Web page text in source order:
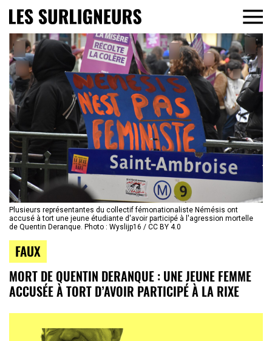
Plusieurs représentantes du collectif fémonationaliste Némésis ont
accusé à tort une jeune étudiante d'avoir participé à l'agression mortelle
de Quentin Deranque. Photo : Wyslijp16 / CC BY 4.0
FAUX
MORT DE QUENTIN DERANQUE : UNE JEUNE FEMME
ACCUSÉE À TORT D’AVOIR PARTICIPÉ À LA RIXE